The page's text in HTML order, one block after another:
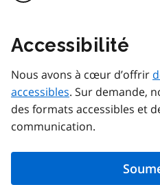
Accessibilité
Nous avons à cœur d’offrir
accessibles. Sur demande,
des formats accessibles et
communication.